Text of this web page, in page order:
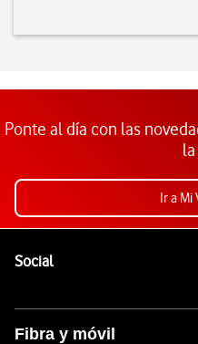
Ponte al día con las
Ir a Mi
SocialEnlaces a las redes
Fibra y móvil